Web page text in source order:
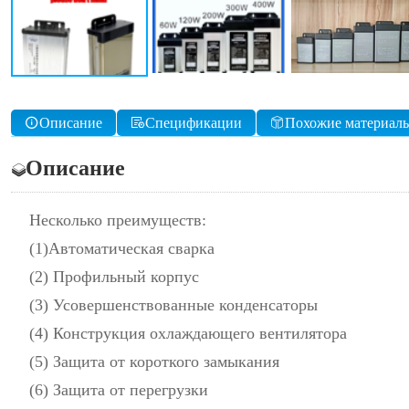
Описание Спецификации Похожие
Описание
Несколько преимуществ:
(1)Автоматическая сварка
(2) Профильный корпус
(3) Усовершенствованные конденсаторы
(4) Конструкция охлаждающего вентилятора
(5) Защита от короткого замыкания
(6) Защита от перегрузки